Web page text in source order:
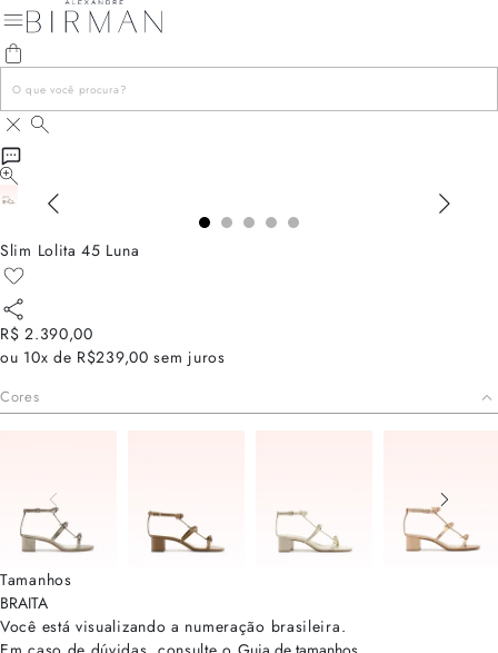
Slim Lolita 45 Luna
R$ 2.390,00
ou 10x de R$239,00 sem juros
Cores
Tamanhos
BRAITA
Você está visualizando a numeração brasileira.